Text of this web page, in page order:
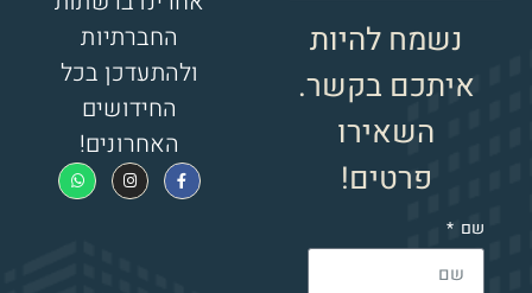
נשמח להיות
איתכם בקשר.
השאירו
פרטים!
שם
החברתיות
ולהתעדכן בכל
החידושים
האחרונים!